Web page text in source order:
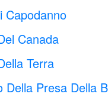
Capodanno
Canada
Terra
Della Presa Della